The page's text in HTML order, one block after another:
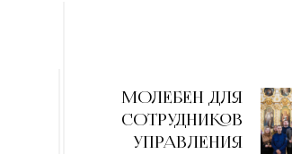
МОЛЕБЕН ДЛЯ
СОТРУДНИКОВ
УПРАВЛЕНИЯ